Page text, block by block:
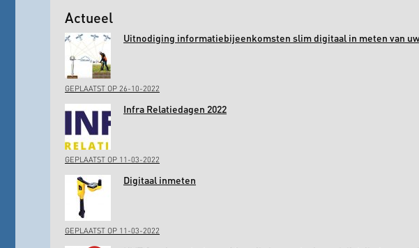
Actueel
Uitnodiging informatiebijeenkomsten slim digitaal in meten van
GEPLAATST OP 26-10-2022
Infra Relatiedagen 2022
GEPLAATST OP 11-03-2022
Digitaal inmeten
GEPLAATST OP 11-03-2022